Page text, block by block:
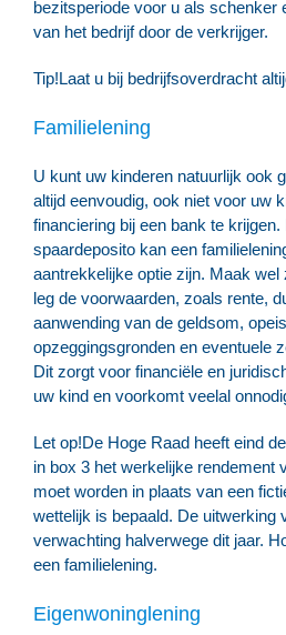
bezitsperiode voor u als schenker
van het bedrijf door de verkrijger.
Tip!Laat u bij bedrijfsoverdracht
Familielening
U kunt uw kinderen natuurlijk ook
altijd eenvoudig, ook niet voor uw
financiering bij een bank te
spaardeposito kan een
aantrekkelijke optie zijn. Maak
leg de voorwaarden, zoals rente,
aanwending van de geldsom,
opzeggingsgronden en eventuele
Dit zorgt voor financiële en
uw kind en voorkomt veelal
Let op!De Hoge Raad heeft eind
in box 3 het werkelijke rendement
moet worden in plaats van een
wettelijk is bepaald. De uitwerking
verwachting halverwege dit jaar.
een familielening.
Eigenwoninglening